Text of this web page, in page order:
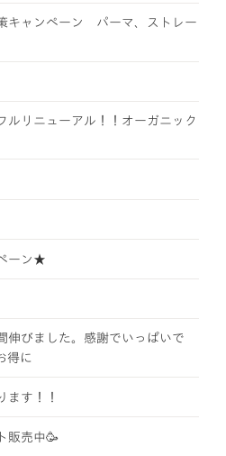
キャンペーン パーマ、ストレー
ルリニューアル！！オーガニック
ーン★
伸びました。感謝でいっぱいで
得に
ます！！
販売中🥳